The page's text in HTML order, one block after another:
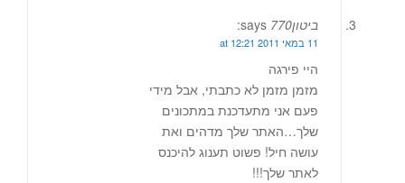
ביטון770 says:
11 במאי 2011 at 12:21
היי פירגה
מזמן מזמן לא כתבתי, אבל מידי
פעם אני מתעדכנת במתכונים
שלך…האתר שלך מדהים ואת
עושה חיל! פשוט תענוג להיכנס
לאתר שלך!!!